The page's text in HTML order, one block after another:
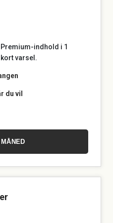
indhold i 1
varsel.
du vil